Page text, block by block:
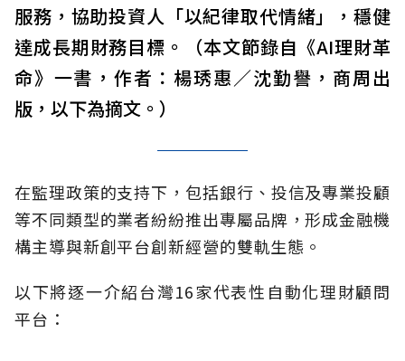
服務，協助投資人「以紀律取代情緒」，穩健
達成長期財務目標。（本文節錄自《AI理財革
命》一書，作者：楊琇惠／沈勤譽，商周出
版，以下為摘文。）
在監理政策的支持下，包括銀行、投信及專業投顧
等不同類型的業者紛紛推出專屬品牌，形成金融機
構主導與新創平台創新經營的雙軌生態。
以下將逐一介紹台灣16家代表性自動化理財顧問
平台：